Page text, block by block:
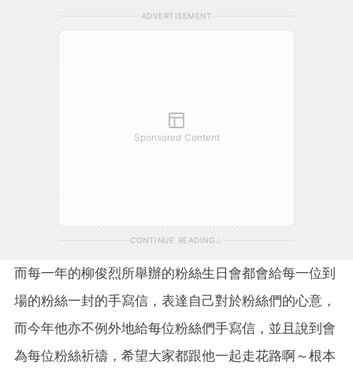
ADVERTISEMENT
Sponsored Content
CONTINUE READING
而每一年的柳俊烈所舉辦的粉絲生日會都會給每一位到
場的粉絲一封的手寫信，表達自己對於粉絲們的心意，
而今年他亦不例外地給每位粉絲們手寫信，並且說到會
為每位粉絲祈禱，希望大家都跟他一起走花路啊～根本